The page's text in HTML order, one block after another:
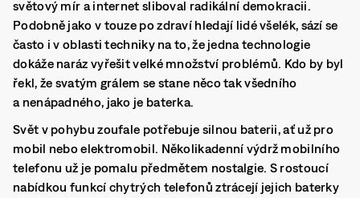
světový mír a internet sliboval radikální demokracii.
Podobně jako v touze po zdraví hledají lidé všelék, sází se
často i v oblasti techniky na to, že jedna technologie
dokáže naráz vyřešit velké množství problémů. Kdo by byl
řekl, že svatým grálem se stane něco tak všedního
a nenápadného, jako je baterka.
Svět v pohybu zoufale potřebuje silnou baterii, ať už pro
mobil nebo elektromobil. Několikadenní výdrž mobilního
telefonu už je pomalu předmětem nostalgie. S rostoucí
nabídkou funkcí chytrých telefonů ztrácejí jejich baterky